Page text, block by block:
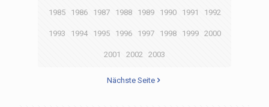
1985 1986 1987 1988 1989 1990 1991 1992
1993 1994 1995 1996 1997 1998 1999 2000
2001 2002 2003
Nächste Seite